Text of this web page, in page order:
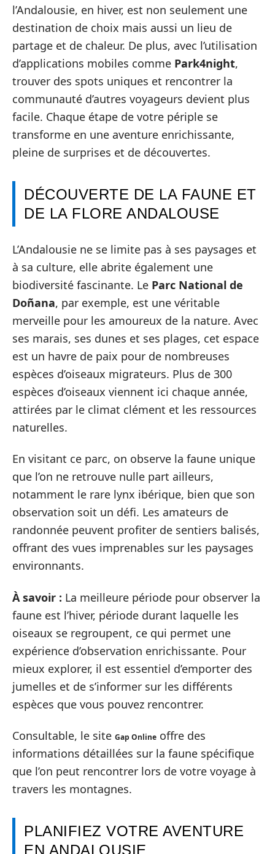
l’Andalousie, en hiver, est non seulement une
destination de choix mais aussi un lieu de
partage et de chaleur. De plus, avec l’utilisation
d’applications mobiles comme Park4night,
trouver des spots uniques et rencontrer la
communauté d’autres voyageurs devient plus
facile. Chaque étape de votre périple se
transforme en une aventure enrichissante,
pleine de surprises et de découvertes.
DÉCOUVERTE DE LA FAUNE ET
DE LA FLORE ANDALOUSE
L’Andalousie ne se limite pas à ses paysages et
à sa culture, elle abrite également une
biodiversité fascinante. Le Parc National de
Doñana, par exemple, est une véritable
merveille pour les amoureux de la nature. Avec
ses marais, ses dunes et ses plages, cet espace
est un havre de paix pour de nombreuses
espèces d’oiseaux migrateurs. Plus de 300
espèces d’oiseaux viennent ici chaque année,
attirées par le climat clément et les ressources
naturelles.
En visitant ce parc, on observe la faune unique
que l’on ne retrouve nulle part ailleurs,
notamment le rare lynx ibérique, bien que son
observation soit un défi. Les amateurs de
randonnée peuvent profiter de sentiers balisés,
offrant des vues imprenables sur les paysages
environnants.
À savoir : La meilleure période pour observer la
faune est l’hiver, période durant laquelle les
oiseaux se regroupent, ce qui permet une
expérience d’observation enrichissante. Pour
mieux explorer, il est essentiel d’emporter des
jumelles et de s’informer sur les différents
espèces que vous pouvez rencontrer.
Consultable, le site Gap Online offre des
informations détaillées sur la faune spécifique
que l’on peut rencontrer lors de votre voyage à
travers les montagnes.
PLANIFIEZ VOTRE AVENTURE
EN ANDALOUSIE